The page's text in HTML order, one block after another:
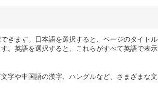
きます。日本語を選択すると、ページのタイトル
。英語を選択すると、これらがすべて英語で表示
字や中国語の漢字、ハングルなど、さまざまな文